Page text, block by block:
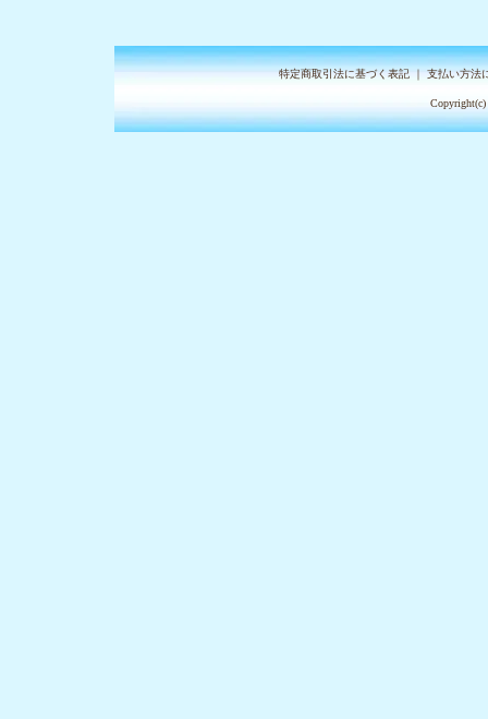
特定商取引法に基づく表記｜支払い方法